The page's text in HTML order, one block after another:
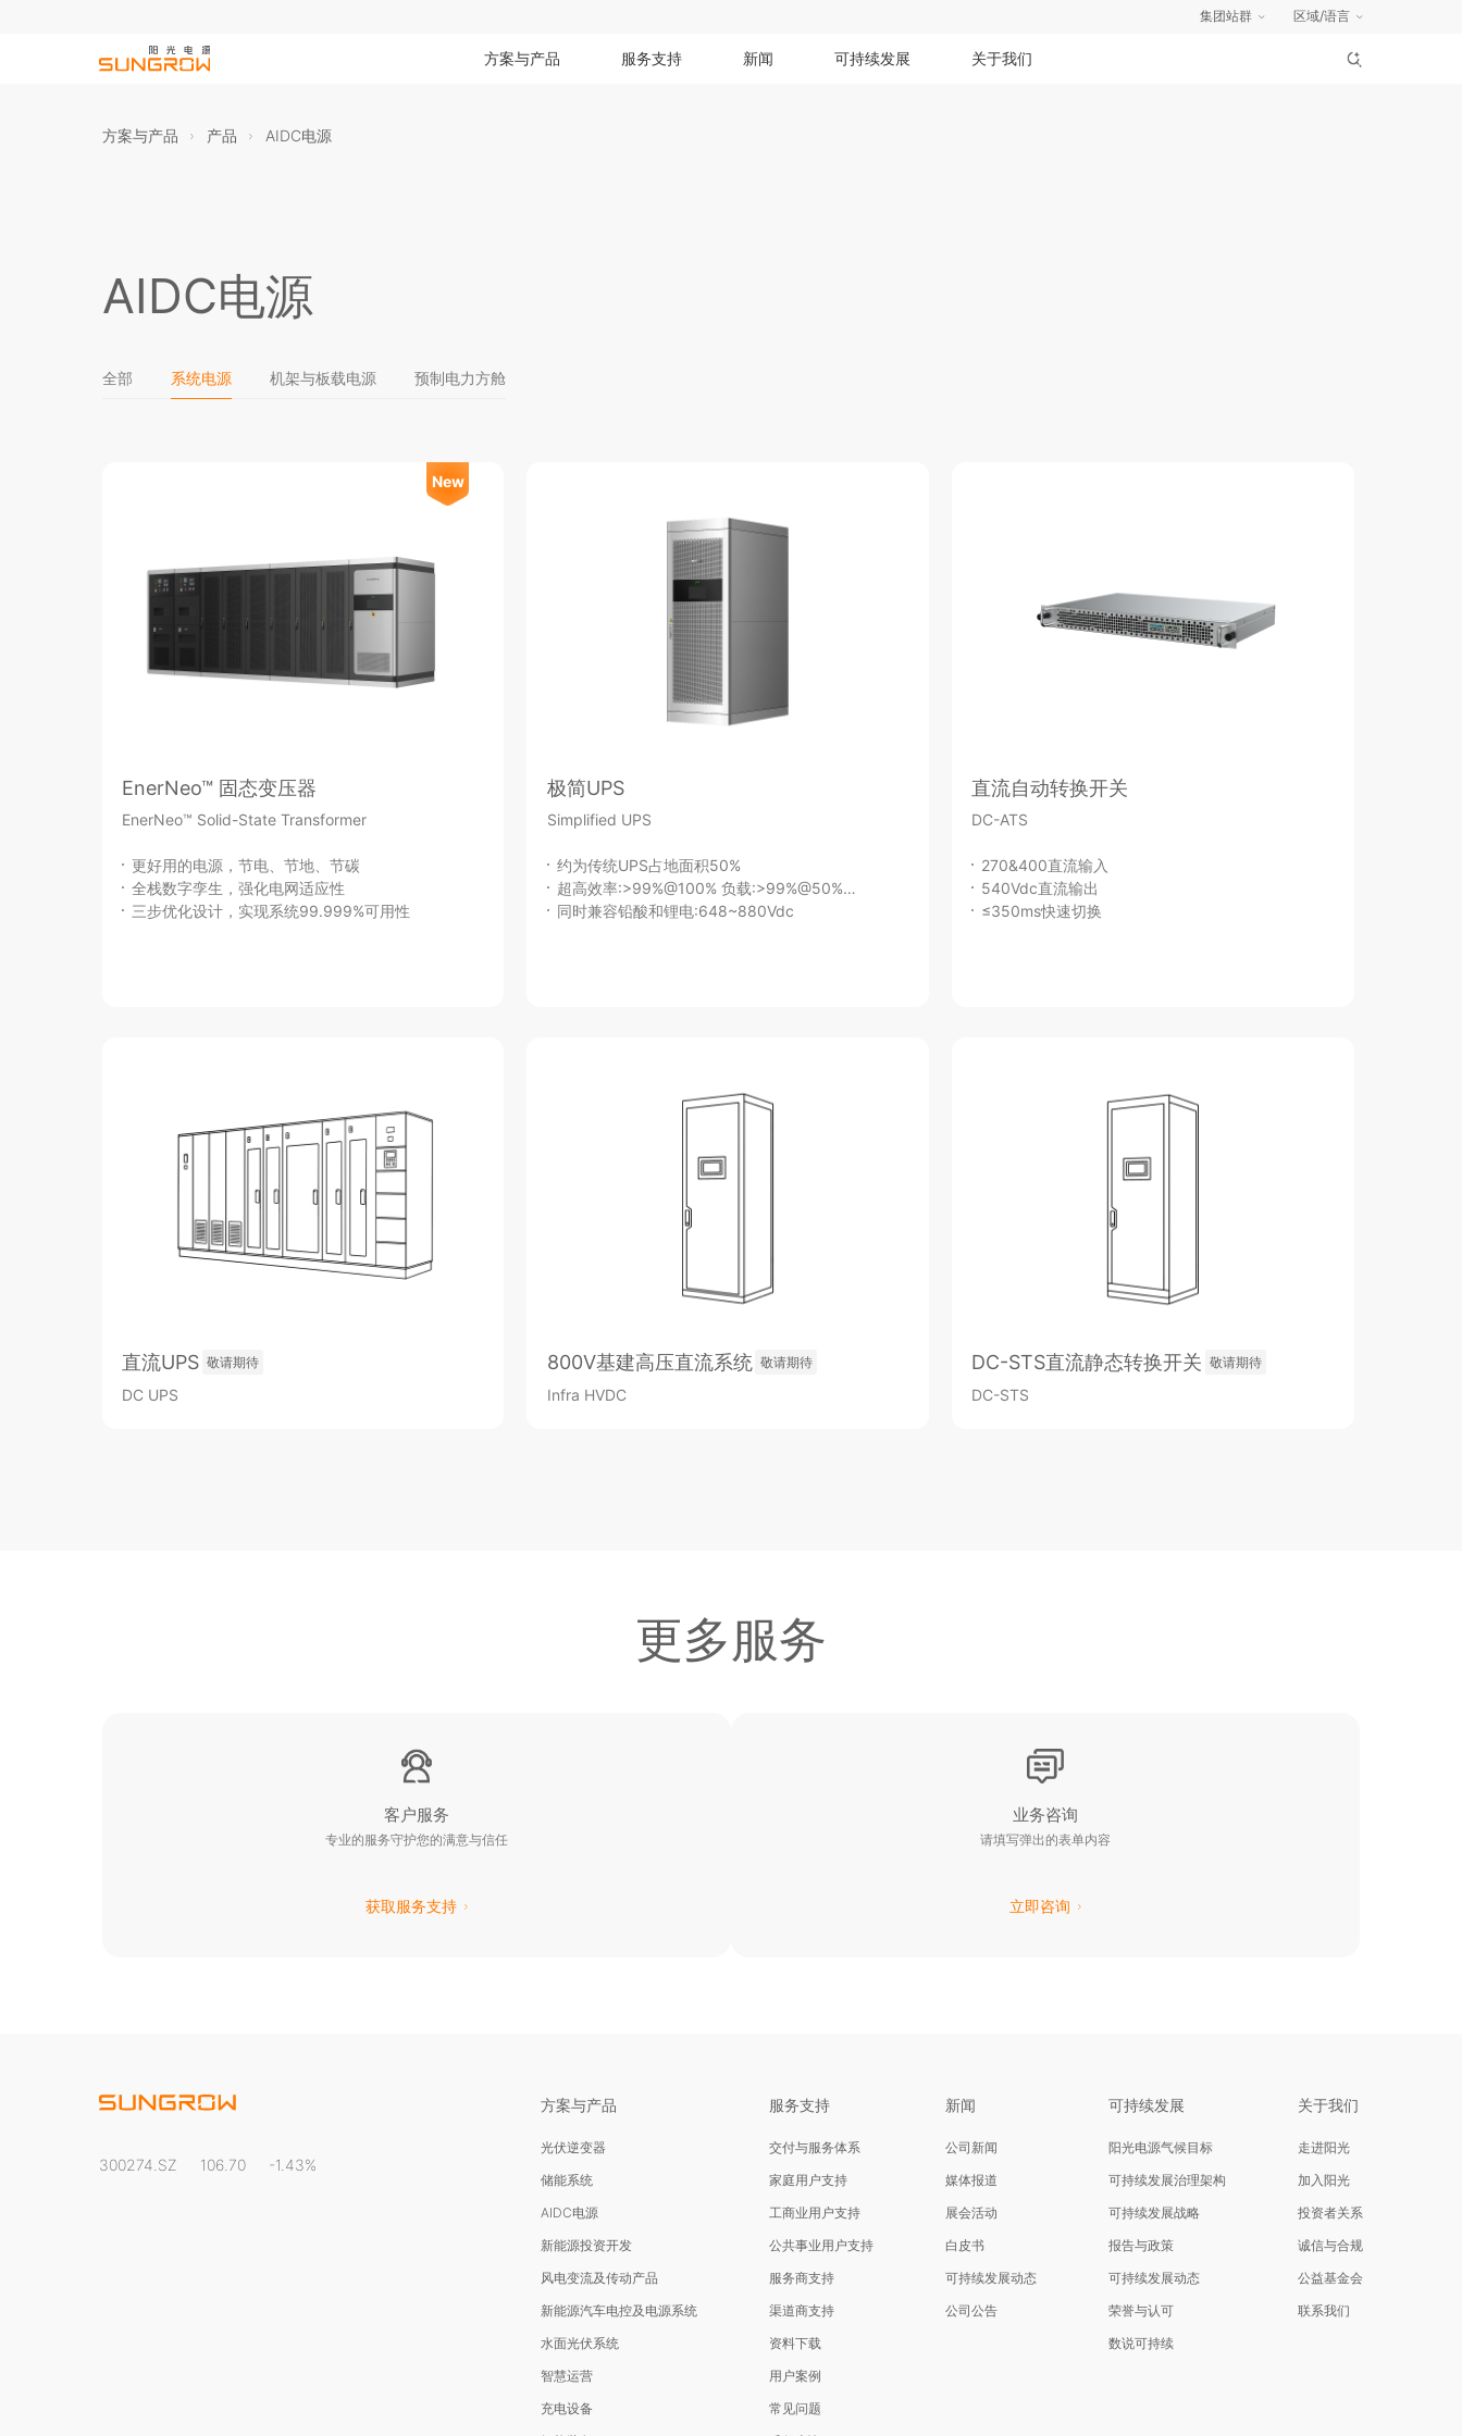
集团站群 区域/语言
方案与产品 服务支持 新闻 可持续发展 关于我们
方案与产品 产品 AIDC电源
AIDC电源
全部 系统电源 机架与板载电源 预制电力方舱
New
EnerNeo™ 固态变压器
EnerNeo™ Solid-State Transformer
更好用的电源，节电、节地、节碳
全栈数字孪生，强化电网适应性
三步优化设计，实现系统99.999%可用性
极简UPS
Simplified UPS
约为传统UPS占地面积50%
超高效率:>99%@100% 负载:>99%@50%
负载
同时兼容铅酸和锂电:648~880Vdc
直流自动转换开关
DC-ATS
270&400直流输入
540Vdc直流输出
≤350ms快速切换
直流UPS 敬请期待
DC UPS
800V基建高压直流系统 敬请期待
Infra HVDC
DC-STS直流静态转换开关 敬请期待
DC-STS
更多服务
客户服务
专业的服务守护您的满意与信任
获取服务支持
业务咨询
请填写弹出的表单内容
立即咨询
300274.SZ 106.70 -1.43%
方案与产品
光伏逆变器
储能系统
AIDC电源
新能源投资开发
风电变流及传动产品
新能源汽车电控及电源系统
水面光伏系统
智慧运营
充电设备
服务支持
交付与服务体系
家庭用户支持
工商业用户支持
公共事业用户支持
服务商支持
渠道商支持
资料下载
用户案例
常见问题
新闻
公司新闻
媒体报道
展会活动
白皮书
可持续发展动态
公司公告
可持续发展
阳光电源气候目标
可持续发展治理架构
可持续发展战略
报告与政策
可持续发展动态
荣誉与认可
数说可持续
关于我们
走进阳光
加入阳光
投资者关系
诚信与合规
公益基金会
联系我们